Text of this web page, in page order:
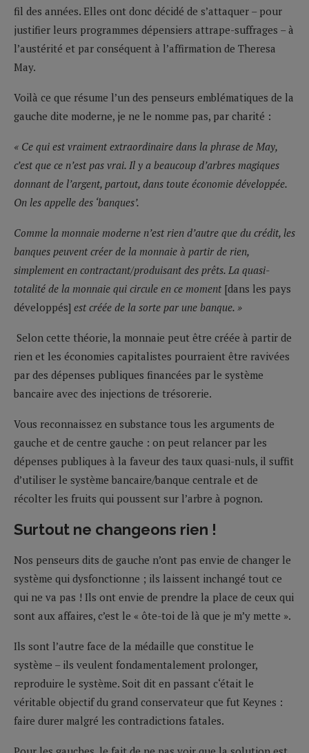
fil des années. Elles ont donc décidé de s’attaquer – pour
justifier leurs programmes dépensiers attrape-suffrages – à
l’austérité et par conséquent à l’affirmation de Theresa
May.
Voilà ce que résume l’un des penseurs emblématiques de la
gauche dite moderne, je ne le nomme pas, par charité :
« Ce qui est vraiment extraordinaire dans la phrase de May,
c’est que ce n’est pas vrai. Il y a beaucoup d’arbres magiques
donnant de l’argent, partout, dans toute économie développée.
On les appelle des ‘banques’.
Comme la monnaie moderne n’est rien d’autre que du crédit, les
banques peuvent créer de la monnaie à partir de rien,
simplement en contractant/produisant des prêts. La quasi-
totalité de la monnaie qui circule en ce moment [dans les pays
développés] est créée de la sorte par une banque. »
Selon cette théorie, la monnaie peut être créée à partir de
rien et les économies capitalistes pourraient être ravivées
par des dépenses publiques financées par le système
bancaire avec des injections de trésorerie.
Vous reconnaissez en substance tous les arguments de
gauche et de centre gauche : on peut relancer par les
dépenses publiques à la faveur des taux quasi-nuls, il suffit
d’utiliser le système bancaire/banque centrale et de
récolter les fruits qui poussent sur l’arbre à pognon.
Surtout ne changeons rien !
Nos penseurs dits de gauche n’ont pas envie de changer le
système qui dysfonctionne ; ils laissent inchangé tout ce
qui ne va pas ! Ils ont envie de prendre la place de ceux qui
sont aux affaires, c’est le « ôte-toi de là que je m’y mette ».
Ils sont l’autre face de la médaille que constitue le
système – ils veulent fondamentalement prolonger,
reproduire le système. Soit dit en passant c‘était le
véritable objectif du grand conservateur que fut Keynes :
faire durer malgré les contradictions fatales.